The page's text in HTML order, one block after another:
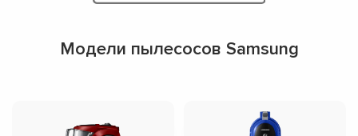
Модели пылесосов Samsung